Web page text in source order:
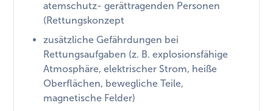
atemschutz- gerättragenden Personen
(Rettungskonzept
zusätzliche Gefährdungen bei
Rettungsaufgaben (z. B. explosionsfähige
Atmosphäre, elektrischer Strom, heiße
Oberflächen, bewegliche Teile,
magnetische Felder)